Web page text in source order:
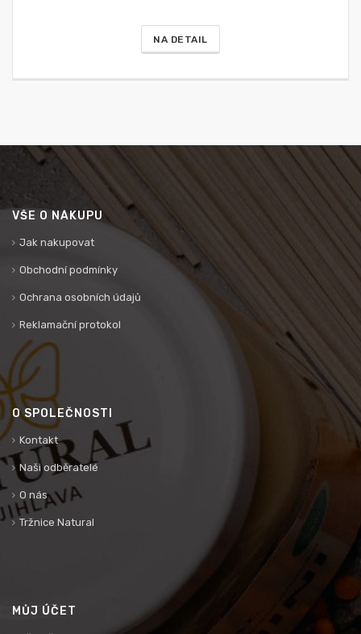
NA DETAIL
VŠE O NÁKUPU
Jak nakupovat
Obchodní podmínky
Ochrana osobních údajů
Reklamační protokol
O SPOLEČNOSTI
Kontakt
Naši odběratelé
O nás
Tržnice Natural
MŮJ ÚČET